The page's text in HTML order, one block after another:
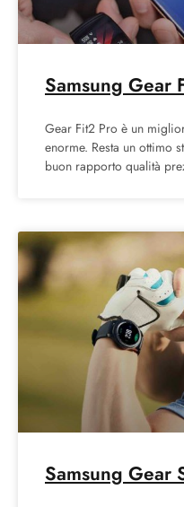
Samsung Gear
Gear Fit2 Pro è un
enorme. Resta un ottimo
buon rapporto qualità
Samsung Gear